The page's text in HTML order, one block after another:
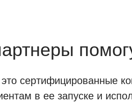
сертифицированные
в ее запуске и